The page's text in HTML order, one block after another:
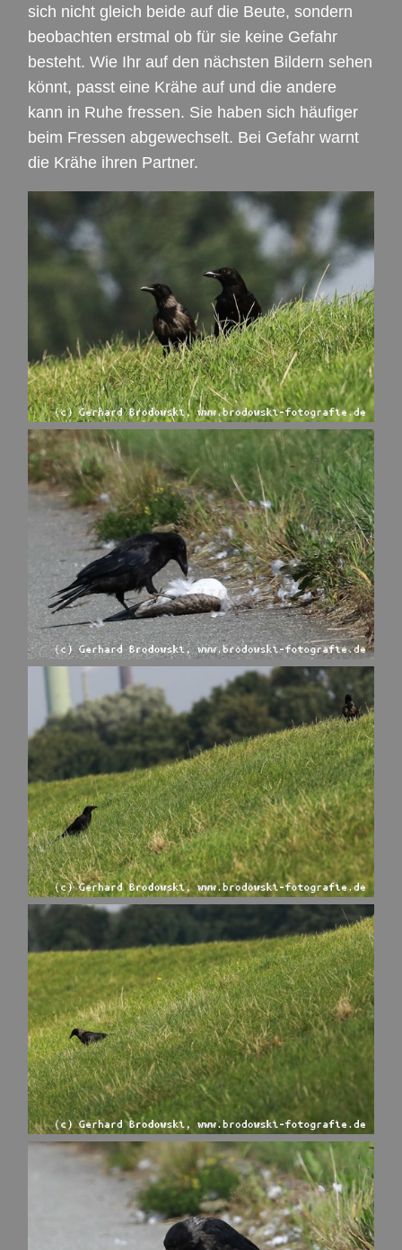
sich nicht gleich beide auf die Beute, sondern
beobachten erstmal ob für sie keine Gefahr
besteht. Wie Ihr auf den nächsten Bildern sehen
könnt, passt eine Krähe auf und die andere
kann in Ruhe fressen. Sie haben sich häufiger
beim Fressen abgewechselt. Bei Gefahr warnt
die Krähe ihren Partner.